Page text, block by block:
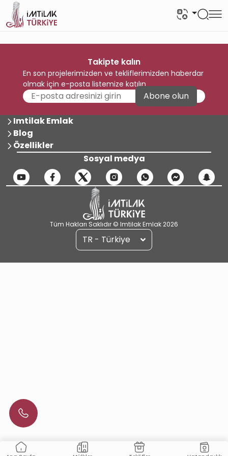
Takipte kalın
En son projelerimizden ve tekliflerimizden haberdar
olmak için e-posta listemize katılın
Abone olun
Imtilak Emlak
Blog
Özellikler
Sosyal medya
Tüm Hakları Saklıdır © Imtilak Emlak 2026
TR - Türkiye